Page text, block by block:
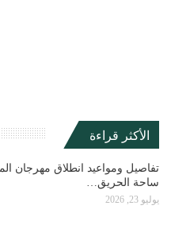
الأكثر قراءة
تفاصيل ومواعيد انطلاق مهرجان
ساحة الحريق…
يوليو 23, 2026